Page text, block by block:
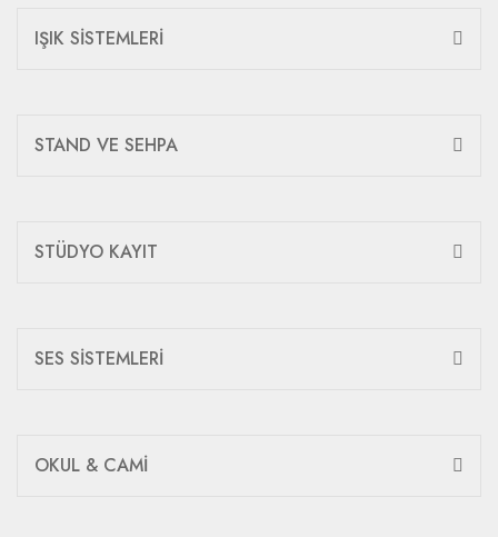
IŞIK SİSTEMLERİ
STAND VE SEHPA
STÜDYO KAYIT
SES SİSTEMLERİ
OKUL & CAMİ